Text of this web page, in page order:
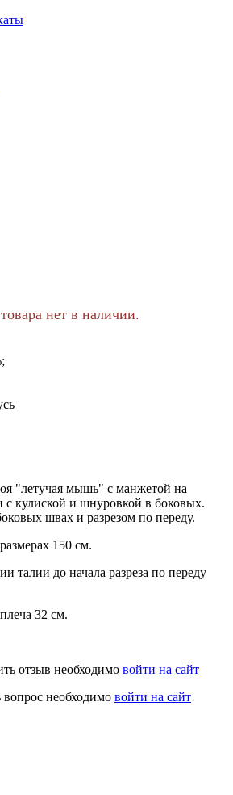
нет в наличии.
"летучая мышь" с манжетой на
кулиской и шнуровкой в боковых.
швах и разрезом по переду.
150 см.
талии до начала разреза по переду
32 см.
отзыв необходимо войти на сайт
вопрос необходимо войти на сайт